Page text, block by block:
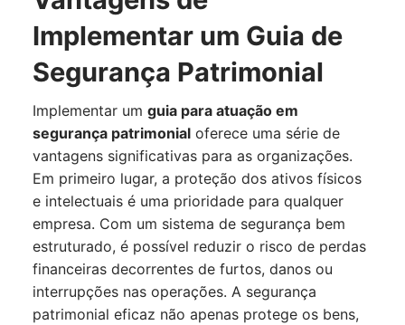
Implementar um Guia de
Segurança Patrimonial
Implementar um guia para atuação em
segurança patrimonial oferece uma série de
vantagens significativas para as organizações.
Em primeiro lugar, a proteção dos ativos físicos
e intelectuais é uma prioridade para qualquer
empresa. Com um sistema de segurança bem
estruturado, é possível reduzir o risco de perdas
financeiras decorrentes de furtos, danos ou
interrupções nas operações. A segurança
patrimonial eficaz não apenas protege os bens,